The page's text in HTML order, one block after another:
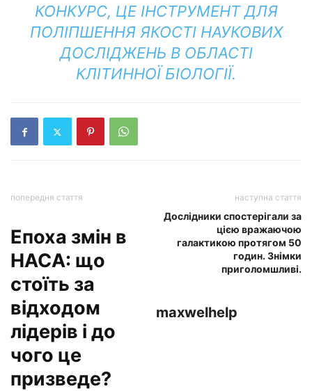
КОНКУРС, ЦЕ ІНСТРУМЕНТ ДЛЯ
ПОЛІПШЕННЯ ЯКОСТІ НАУКОВИХ
ДОСЛІДЖЕНЬ В ОБЛАСТІ
КЛІТИННОЇ БІОЛОГІЇ.
попередня стаття
Епоха змін в
НАСА: що
стоїть за
відходом
лідерів і до
чого це
призведе?
наступна стаття
Дослідники спостерігали за
цією вражаючою
галактикою протягом 50
годин. Знімки
приголомшливі.
maxwelhelp